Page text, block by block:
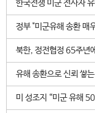
한국전쟁 미군 전사자
정부 "미군유해 송환 매
북한, 정전협정 65주년
유해 송환으로 신뢰 쌓
미 성조지 “미군 유해